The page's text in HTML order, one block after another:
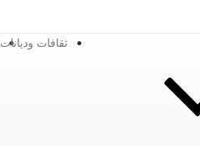
ثقافات وديانات